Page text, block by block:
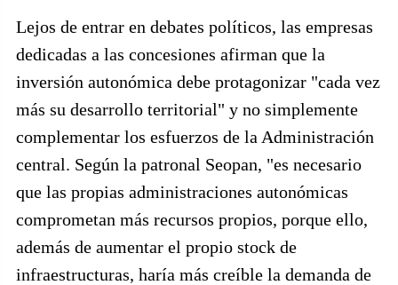
Lejos de entrar en debates políticos, las empresas
dedicadas a las concesiones afirman que la
inversión autonómica debe protagonizar "cada vez
más su desarrollo territorial" y no simplemente
complementar los esfuerzos de la Administración
central. Según la patronal Seopan, "es necesario
que las propias administraciones autonómicas
comprometan más recursos propios, porque ello,
además de aumentar el propio stock de
infraestructuras, haría más creíble la demanda de